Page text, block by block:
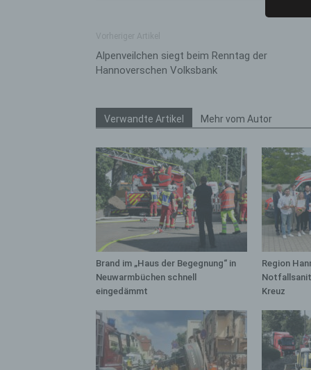
Alpenveilchen siegt beim Renntag der
Hannoverschen Volksbank
Verwandte Artikel Mehr vom Autor
Brand im „Haus der Begegnung“ in
Neuwarmbüchen schnell
eingedämmt
Region
Kreuz
f)